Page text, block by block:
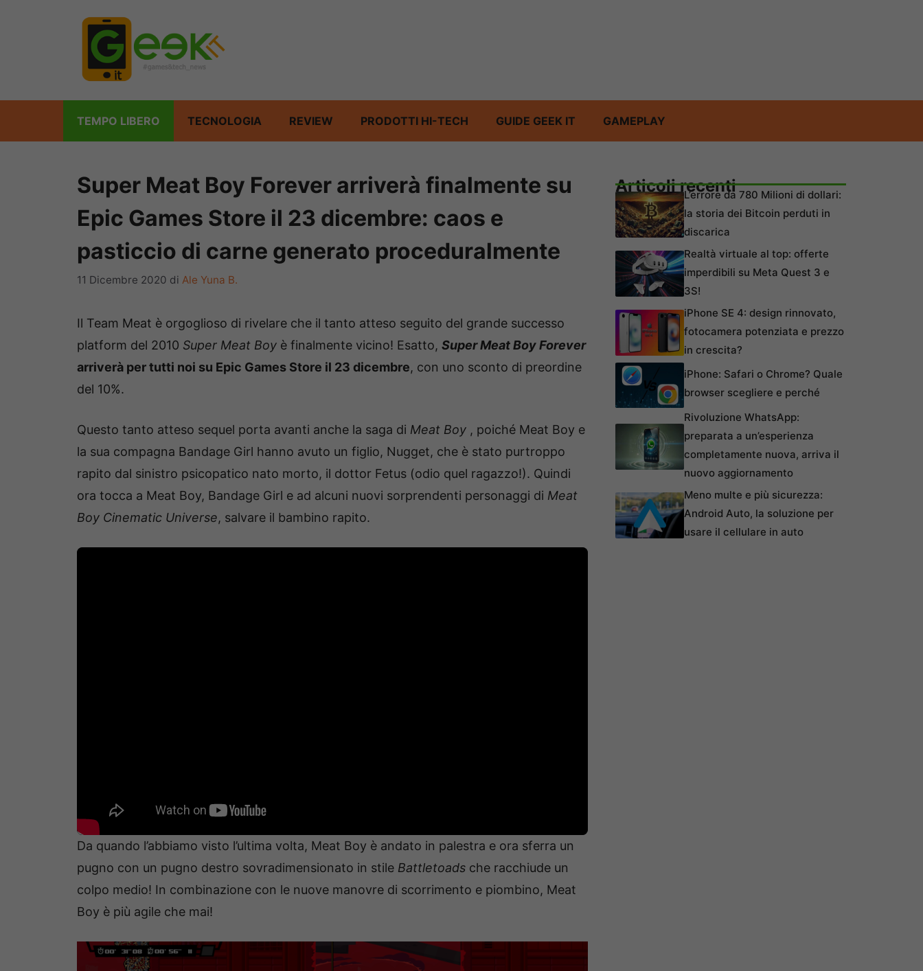
TEMPO LIBERO TECNOLOGIA REVIEW PRODOTTI HI-TECH GUIDE GEEK IT GAMEPLAY
Super Meat Boy Forever arriverà finalmente su
Epic Games Store il 23 dicembre: caos e
pasticcio di carne generato proceduralmente
11 Dicembre 2020 di Ale Yuna B.
Il Team Meat è orgoglioso di rivelare che il tanto atteso seguito del grande successo
platform del 2010 Super Meat Boy è finalmente vicino! Esatto, Super Meat Boy Forever
arriverà per tutti noi su Epic Games Store il 23 dicembre, con uno sconto di preordine
del 10%.
Questo tanto atteso sequel porta avanti anche la saga di Meat Boy , poiché Meat Boy e
la sua compagna Bandage Girl hanno avuto un figlio, Nugget, che è stato purtroppo
rapito dal sinistro psicopatico nato morto, il dottor Fetus (odio quel ragazzo!). Quindi
ora tocca a Meat Boy, Bandage Girl e ad alcuni nuovi sorprendenti personaggi di Meat
Boy Cinematic Universe, salvare il bambino rapito.
Da quando l’abbiamo visto l’ultima volta, Meat Boy è andato in palestra e ora sferra un
pugno con un pugno destro sovradimensionato in stile Battletoads che racchiude un
colpo medio! In combinazione con le nuove manovre di scorrimento e piombino, Meat
Boy è più agile che mai!
Articoli recentiL’errore da 780 Milioni di dollari:
la storia dei Bitcoin perduti in
discarica
Realtà virtuale al top: offerte
imperdibili su Meta Quest 3 e
3S!
iPhone SE 4: design rinnovato,
fotocamera potenziata e prezzo
in crescita?
iPhone: Safari o Chrome? Quale
browser scegliere e perché
Rivoluzione WhatsApp:
preparata a un’esperienza
completamente nuova, arriva il
nuovo aggiornamento
Meno multe e più sicurezza:
Android Auto, la soluzione per
usare il cellulare in auto